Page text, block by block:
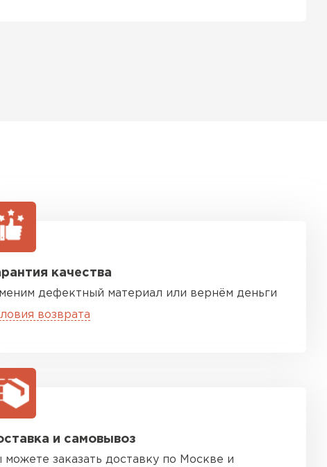
качества
дефектный материал или вернём деньги
возврата
и самовывоз
можете заказать доставку по Москве и